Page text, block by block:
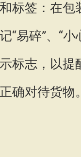
标签：在包
“易碎”、“小
标志，以提
确对待货物。